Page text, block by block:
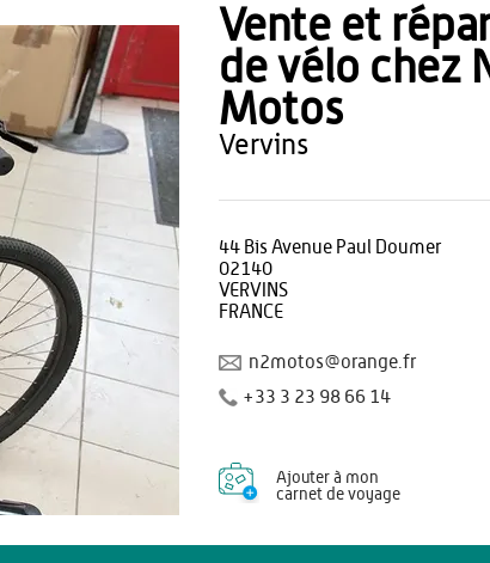
Vente et
de vélo chez
Motos
vervins
44 Bis Avenue Paul Doumer
02140
VERVINS
FRANCE
n2motos@orange.fr
+33 3 23 98 66 14
Ajouter à mon
carnet de voyage